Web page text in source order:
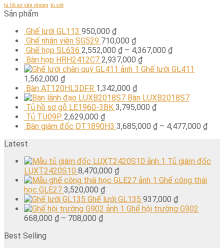
tủ hồ sơ văn phòng tủ sắt
Sản phẩm
Ghế lưới GL113 950,000 ₫
Ghế nhân viên SG529 710,000 ₫
Ghế họp SL636 2,552,000 ₫ – 4,367,000 ₫
Bàn họp HRH2412C7 2,937,000 ₫
Ghế lưới GL411
1,562,000 ₫
Bàn AT120HL3DFR 1,342,000 ₫
Bàn LUXB2018S7
Tủ hồ sơ gỗ LE1960-3BK 3,795,000 ₫
Tủ TU09P 2,629,000 ₫
Bàn giám đốc DT1890H3 3,685,000 ₫ – 4,477,000 ₫
Latest
Tủ giám đốc
LUXT2420S10 8,470,000 ₫
Ghế công thái
học GLE27 3,520,000 ₫
Ghế lưới GL135 937,000 ₫
Ghế hội trường G902
668,000 ₫ – 708,000 ₫
Best Selling